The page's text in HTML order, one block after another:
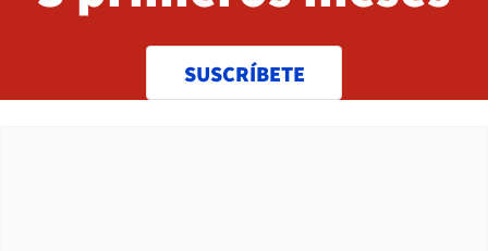
SUSCRÍBETE